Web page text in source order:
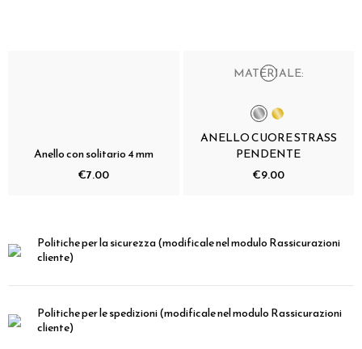
Anello con solitario 4 mm
€7.00
MATERIALE:
ANELLO CUORE STRASS
PENDENTE
€9.00
Politiche per la sicurezza(modificale nel modulo Rassicurazioni
cliente)
Politiche per le spedizioni(modificale nel modulo Rassicurazioni
cliente)